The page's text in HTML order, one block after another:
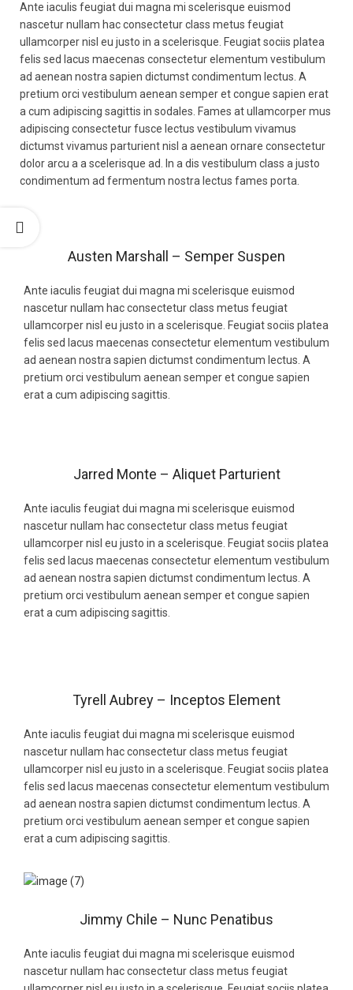
Ante iaculis feugiat dui magna mi scelerisque euismod
nascetur nullam hac consectetur class metus feugiat
ullamcorper nisl eu justo in a scelerisque. Feugiat sociis platea
felis sed lacus maecenas consectetur elementum vestibulum
ad aenean nostra sapien dictumst condimentum lectus. A
pretium orci vestibulum aenean semper et congue sapien erat
a cum adipiscing sagittis in sodales. Fames at ullamcorper mus
adipiscing consectetur fusce lectus vestibulum vivamus
dictumst vivamus parturient nisl a aenean ornare consectetur
dolor arcu a a scelerisque ad. In a dis vestibulum class a justo
condimentum ad fermentum nostra lectus fames porta.
Austen Marshall – Semper Suspen
Ante iaculis feugiat dui magna mi scelerisque euismod
nascetur nullam hac consectetur class metus feugiat
ullamcorper nisl eu justo in a scelerisque. Feugiat sociis platea
felis sed lacus maecenas consectetur elementum vestibulum
ad aenean nostra sapien dictumst condimentum lectus. A
pretium orci vestibulum aenean semper et congue sapien
erat a cum adipiscing sagittis.
Jarred Monte – Aliquet Parturient
Ante iaculis feugiat dui magna mi scelerisque euismod
nascetur nullam hac consectetur class metus feugiat
ullamcorper nisl eu justo in a scelerisque. Feugiat sociis platea
felis sed lacus maecenas consectetur elementum vestibulum
ad aenean nostra sapien dictumst condimentum lectus. A
pretium orci vestibulum aenean semper et congue sapien
erat a cum adipiscing sagittis.
Tyrell Aubrey – Inceptos Element
Ante iaculis feugiat dui magna mi scelerisque euismod
nascetur nullam hac consectetur class metus feugiat
ullamcorper nisl eu justo in a scelerisque. Feugiat sociis platea
felis sed lacus maecenas consectetur elementum vestibulum
ad aenean nostra sapien dictumst condimentum lectus. A
pretium orci vestibulum aenean semper et congue sapien
erat a cum adipiscing sagittis.
Jimmy Chile – Nunc Penatibus
Ante iaculis feugiat dui magna mi scelerisque euismod
nascetur nullam hac consectetur class metus feugiat